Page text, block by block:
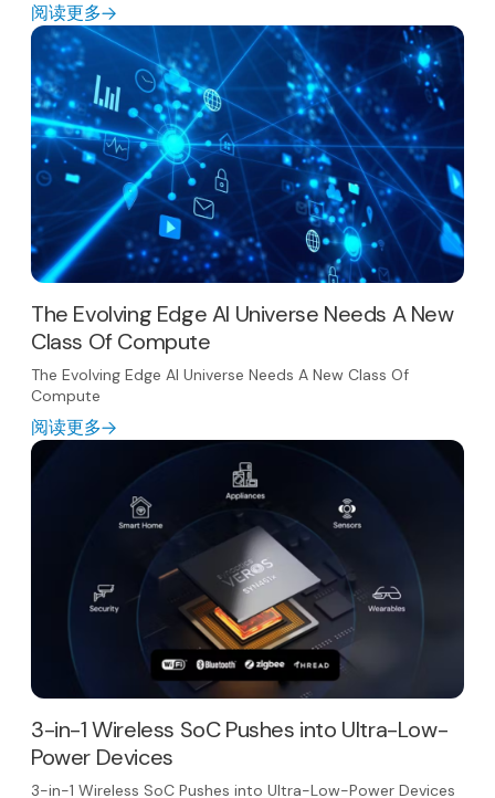
阅读更多
The Evolving Edge AI Universe Needs A New
Class Of Compute
The Evolving Edge AI Universe Needs A New Class Of
Compute
阅读更多
3-in-1 Wireless SoC Pushes into Ultra-Low-
Power Devices
3-in-1 Wireless SoC Pushes into Ultra-Low-Power Devices